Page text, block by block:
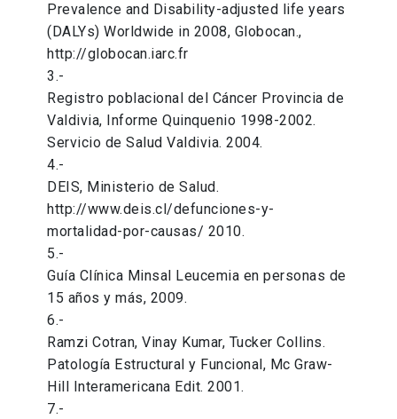
Prevalence and Disability-adjusted life years
(DALYs) Worldwide in 2008, Globocan.,
http://globocan.iarc.fr
3.-
Registro poblacional del Cáncer Provincia de
Valdivia, Informe Quinquenio 1998-2002.
Servicio de Salud Valdivia. 2004.
4.-
DEIS, Ministerio de Salud.
http://www.deis.cl/defunciones-y-
mortalidad-por-causas/ 2010.
5.-
Guía Clínica Minsal Leucemia en personas de
15 años y más, 2009.
6.-
Ramzi Cotran, Vinay Kumar, Tucker Collins.
Patología Estructural y Funcional, Mc Graw-
Hill Interamericana Edit. 2001.
7.-